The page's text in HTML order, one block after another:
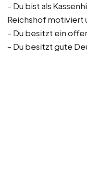
– Du bist als
Reichshof motiviert
– Du besitzt ein
– Du besitzt gute